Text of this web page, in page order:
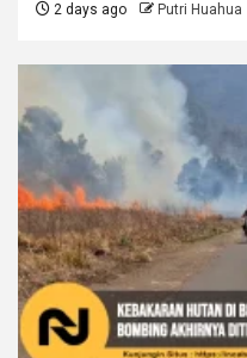
2 days ago Putri Huahua